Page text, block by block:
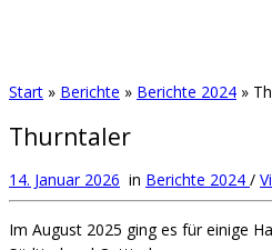
Start » Berichte » Berichte 2024 »
Thurntaler
14. Januar 2026 in Berichte 2024 /
Im August 2025 ging es für einige